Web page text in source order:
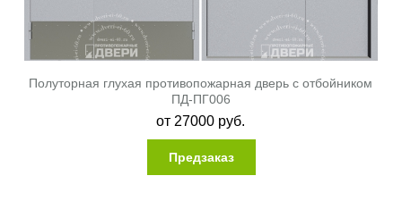
Полуторная глухая противопожарная дверь с отбойником
ПД-ПГ006
от 27000 руб.
Предзаказ